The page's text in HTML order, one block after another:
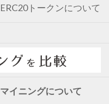
ERC20トークンについて
マイニングについて